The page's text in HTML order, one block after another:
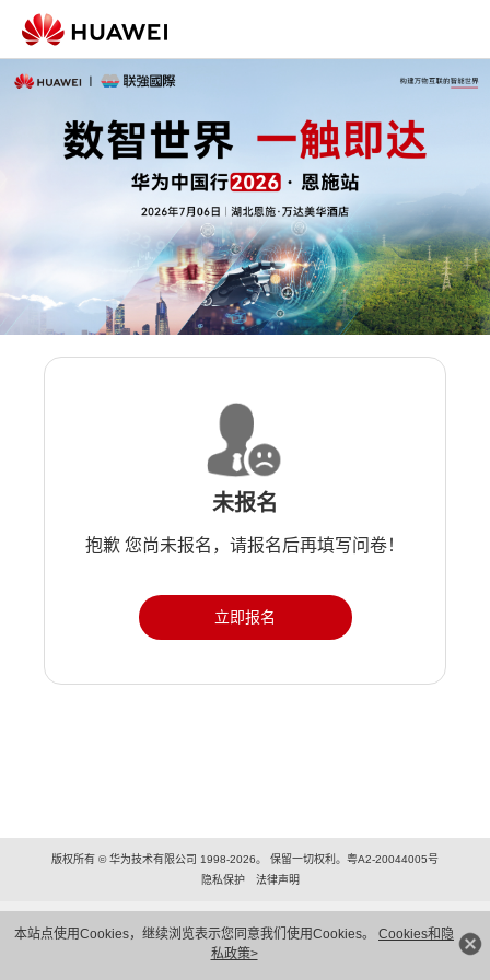
本站点使用Cookies，继续浏览表示您同意我们使用Cookies。 Cookies和隐
私政策>
未报名
抱歉 您尚未报名，请报名后再填写问卷！
立即报名
版权所有 © 华为技术有限公司 1998-2026。 保留一切权利。粤A2-20044005号
隐私保护
法律声明